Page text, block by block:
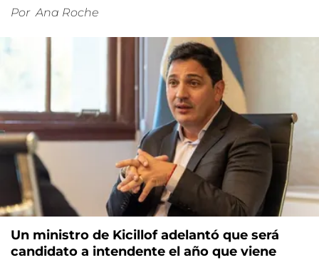
Por Ana Roche
Un ministro de Kicillof adelantó que será
candidato a intendente el año que viene